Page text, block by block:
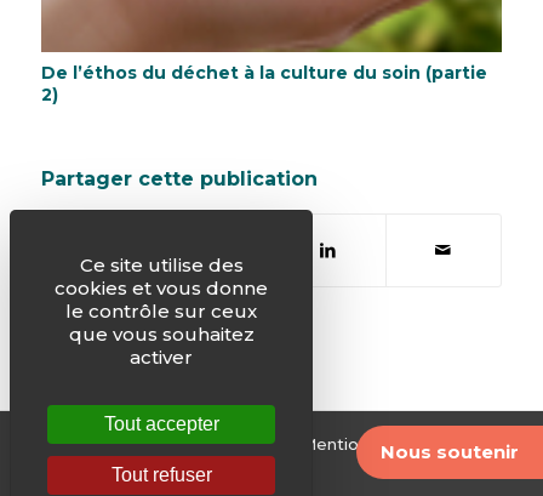
Nous soutenir
De l’éthos du déchet à la culture du soin (partie
2)
Partager cette publication
© Justice & Paix -Plan du site Mentions légales-
Ce site utilise des
cookies et vous donne
le contrôle sur ceux
que vous souhaitez
activer
Tout accepter
Tout refuser